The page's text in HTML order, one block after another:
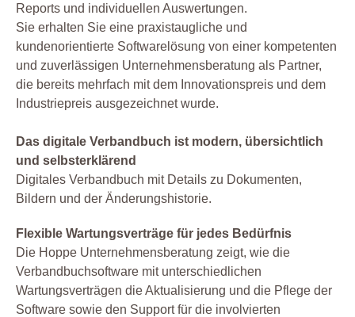
Reports und individuellen Auswertungen.
Sie erhalten Sie eine praxistaugliche und
kundenorientierte Softwarelösung von einer kompetenten
und zuverlässigen Unternehmensberatung als Partner,
die bereits mehrfach mit dem Innovationspreis und dem
Industriepreis ausgezeichnet wurde.
Das digitale Verbandbuch ist modern, übersichtlich
und selbsterklärend
Digitales Verbandbuch mit Details zu Dokumenten,
Bildern und der Änderungshistorie.
Flexible Wartungsverträge für jedes Bedürfnis
Die Hoppe Unternehmensberatung zeigt, wie die
Verbandbuchsoftware mit unterschiedlichen
Wartungsverträgen die Aktualisierung und die Pflege der
Software sowie den Support für die involvierten